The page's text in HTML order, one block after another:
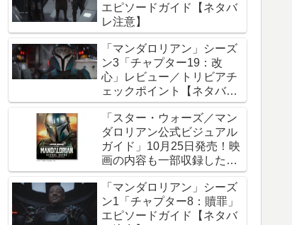
エピソードガイド【ネタバ
レ注意】
「マンダロリアン」シーズ
ン3「チャプター19：改
心」レビュー／トリビアチ
ェックポイント【ネタバレ
注意】
「スター・ウォーズ／マン
ダロリアン公式ビジュアル
ガイド」10月25日発売！映
画の内容も一部収録した邦
訳版
「マンダロリアン」シーズ
ン1「チャプター8：贖罪」
エピソードガイド【ネタバ